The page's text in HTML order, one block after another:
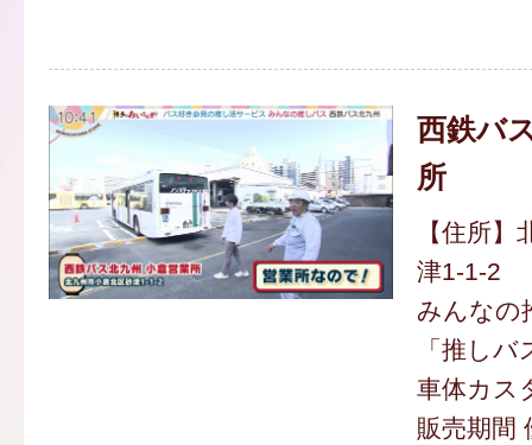
西鉄バ
所
【住所
津1-1-2
みんなの
「推し
車体カス
販売期間